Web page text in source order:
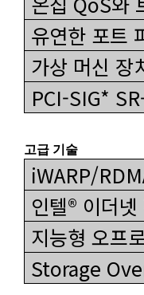
유연한 포트
가상 머신 장
PCI-SIG*
고급 기술
iWARP/
인텔® 이더
지능형 오프
Storage